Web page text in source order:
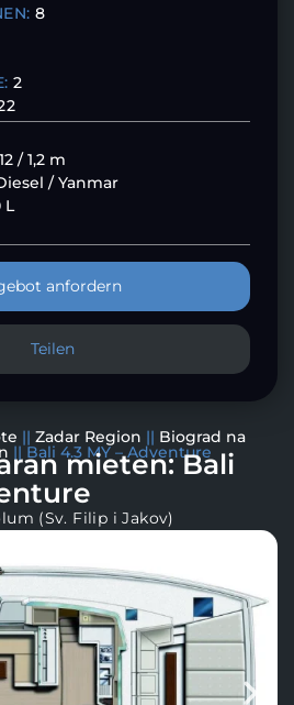
|| Zadar Region || Biograd na
||Bali 4.3 MY – Adventure
mieten: Bali
(Sv. Filip i Jakov)
8
2
/ 1,2 m
/ Yanmar
L
anfordern
Teilen